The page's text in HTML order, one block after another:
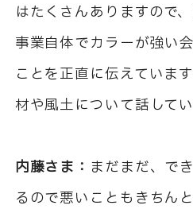
はたくさんありますので
事業自体でカラーが強い
ことを正直に伝えていま
材や風土について話してい
内藤さま： まだまだ、で
るので悪いこともきちん